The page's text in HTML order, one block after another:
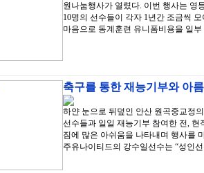
원나눔행사가 열렸다. 이번 행사는 영
10명의 선수들이 각자 1년간 조금씩
마음으로 동계훈련 유니폼비용을 일
축구를 통한 재능기부와 아
하얀 눈으로 뒤덮인 안산 원곡중교정
선수들과 일일 재능기부 참여한 전,
짐에 많은 아쉬움을 나타내며 행사를
주유나이티드의 강수일선수는 “성인